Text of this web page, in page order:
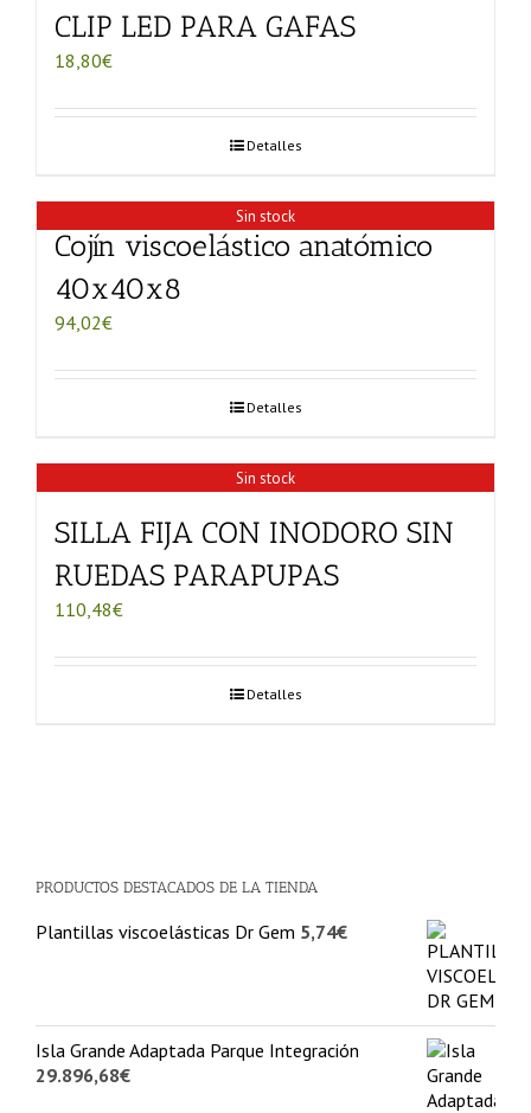
CLIP LED PARA GAFAS
18,80€
Detalles
Sin stock
Cojín viscoelástico anatómico
40x40x8
94,02€
Detalles
Sin stock
SILLA FIJA CON INODORO SIN
RUEDAS PARAPUPAS
110,48€
Detalles
PRODUCTOS DESTACADOS DE LA TIENDA
Plantillas viscoelásticas Dr Gem 5,74€
Isla Grande Adaptada Parque Integración
29.896,68€